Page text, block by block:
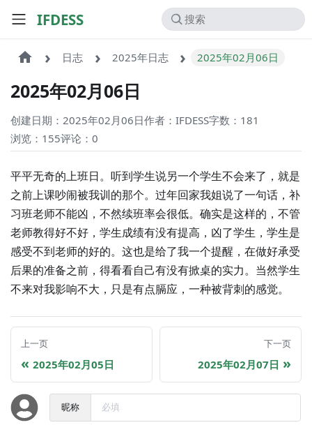
IFDESS
日志 2025年日志 2025年02月06日
2025年02月06日
创建日期：2025年02月06日作者：IFDESS字数：181
浏览：155评论：0
平平无奇的上班日。听到学生说另一个学生不会来了，就是
之前上课吵闹被我训的那个。过年回家我姐说了一句话，补
习班老师不能凶，不然续班率会很低。确实是这样的，不管
老师教得好不好，学生成绩有没有提高，凶了学生，学生是
感受不到老师的好的。这也是给了我一个提醒，在做好承受
后果的准备之前，得看看自己有没有掀桌的实力。当然学生
不来对我影响不大，只是有点膈应，一种被背刺的感觉。
上一页
2025年02月05日
下一页
2025年02月07日
昵称